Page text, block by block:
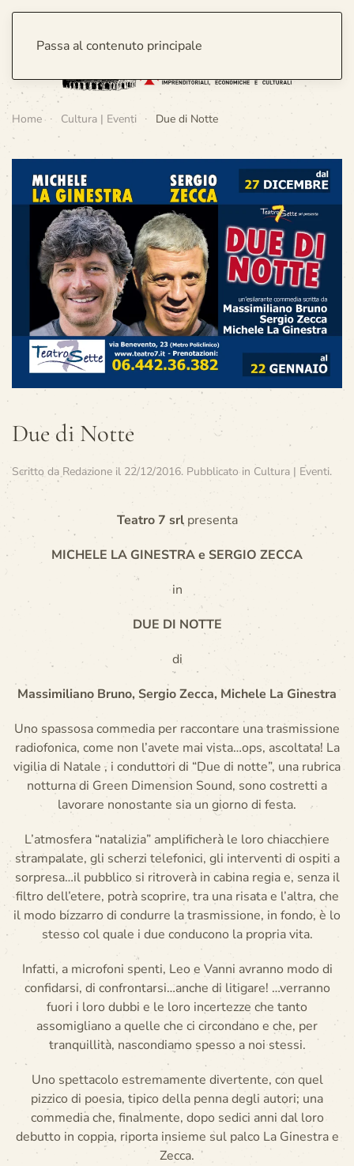
Passa al contenuto principale
Home Cultura | Eventi Due di Notte
Due di Notte
Scritto da Redazione il 22/12/2016. Pubblicato in Cultura | Eventi.
Teatro 7 srl presenta
MICHELE LA GINESTRA e SERGIO ZECCA
in
DUE DI NOTTE
di
Massimiliano Bruno, Sergio Zecca, Michele La Ginestra
Uno spassosa commedia per raccontare una trasmissione
radiofonica, come non l’avete mai vista…ops, ascoltata! La
vigilia di Natale , i conduttori di “Due di notte”, una rubrica
notturna di Green Dimension Sound, sono costretti a
lavorare nonostante sia un giorno di festa.
L’atmosfera “natalizia” amplificherà le loro chiacchiere
strampalate, gli scherzi telefonici, gli interventi di ospiti a
sorpresa…il pubblico si ritroverà in cabina regia e, senza il
filtro dell’etere, potrà scoprire, tra una risata e l’altra, che
il modo bizzarro di condurre la trasmissione, in fondo, è lo
stesso col quale i due conducono la propria vita.
Infatti, a microfoni spenti, Leo e Vanni avranno modo di
confidarsi, di confrontarsi…anche di litigare! …verranno
fuori i loro dubbi e le loro incertezze che tanto
assomigliano a quelle che ci circondano e che, per
tranquillità, nascondiamo spesso a noi stessi.
Uno spettacolo estremamente divertente, con quel
pizzico di poesia, tipico della penna degli autori; una
commedia che, finalmente, dopo sedici anni dal loro
debutto in coppia, riporta insieme sul palco La Ginestra e
Zecca.